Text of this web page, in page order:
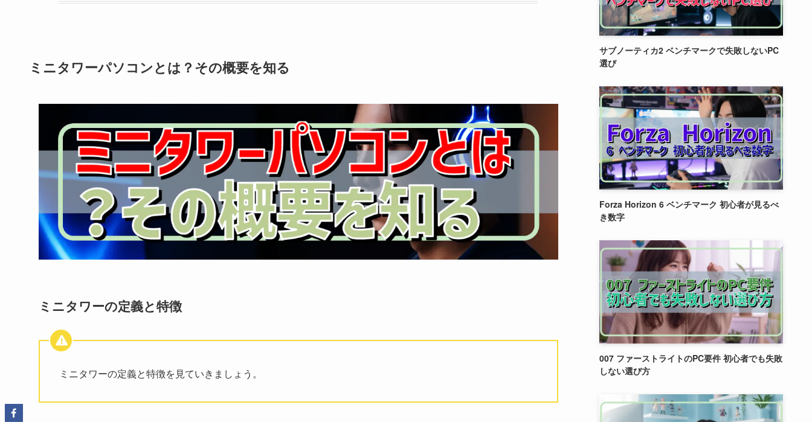
ミニタワーパソコンとは？その概要を知る
ミニタワーの定義と特徴
ミニタワーの定義と特徴を見ていきましょう。
サブノーティカ2 ベンチマークで失敗しないPC
選び
Forza Horizon 6 ベンチマーク 初心者が見るべ
き数字
007 ファーストライトのPC要件 初心者でも失敗
しない選び方